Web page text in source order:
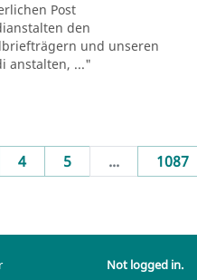
Post
den
und unseren
anstalten, ..."
4 5 ... 1087
Not logged in.